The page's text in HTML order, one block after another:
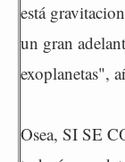
está
un gran
exoplanetas",
Osea, SI SE